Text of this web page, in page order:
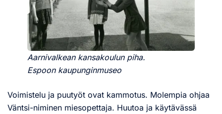
Aarnivalkean kansakoulun piha.
Espoon kaupunginmuseo
Voimistelu ja puutyöt ovat kammotus. Molempia ohjaa
Väntsi-niminen miesopettaja. Huutoa ja käytävässä